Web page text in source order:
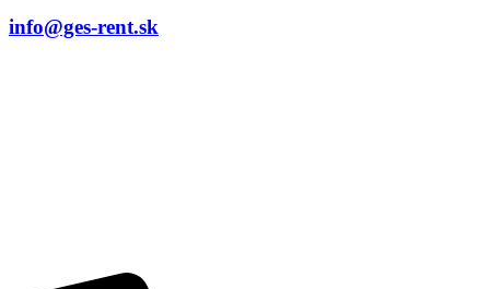
info@ges-rent.sk